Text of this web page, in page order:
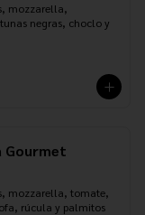
mozzarella,
negras, choclo y
Gourmet
mozzarella, tomate,
rúcula y palmitos